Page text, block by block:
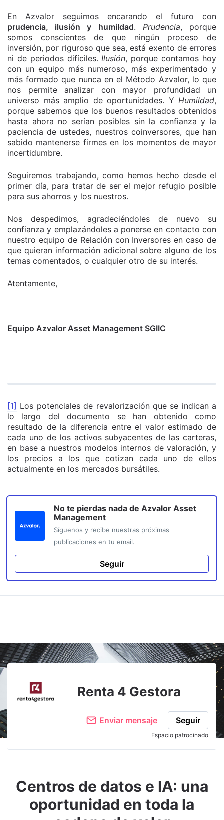
En Azvalor seguimos encarando el futuro con
prudencia, ilusión y humildad. Prudencia, porque
somos conscientes de que ningún proceso de
inversión, por riguroso que sea, está exento de errores
ni de periodos difíciles.Ilusión, porque contamos hoy
con un equipo más numeroso, más experimentado y
más formado que nunca en el Método Azvalor, lo que
nos permite analizar con mayor profundidad un
universo más amplio de oportunidades. Y Humildad,
porque sabemos que los buenos resultados obtenidos
hasta ahora no serían posibles sin la confianza y la
paciencia de ustedes, nuestros coinversores, que han
sabido mantenerse firmes en los momentos de mayor
incertidumbre.
Seguiremos trabajando, como hemos hecho desde el
primer día, para tratar de ser el mejor refugio posible
para sus ahorros y los nuestros.
Nos despedimos, agradeciéndoles de nuevo su
confianza y emplazándoles a ponerse en contacto con
nuestro equipo de Relación con Inversores en caso de
que quieran información adicional sobre alguno de los
temas comentados, o cualquier otro de su interés.
Atentamente,
Equipo Azvalor Asset Management SGIIC
[1] Los potenciales de revalorización que se indican a
lo largo del documento se han obtenido como
resultado de la diferencia entre el valor estimado de
cada uno de los activos subyacentes de las carteras,
en base a nuestros modelos internos de valoración, y
los precios a los que cotizan cada uno de ellos
actualmente en los mercados bursátiles.
No te pierdas nada de Azvalor Asset
Management
Síguenos y recibe nuestras próximas
publicaciones en tu email.
Seguir
Renta 4 Gestora
Enviar mensaje Seguir
Espacio patrocinado
Centros de datos e IA: una
oportunidad en toda la